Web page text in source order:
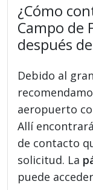
¿Cómo
Campo de
después
Debido al
aeropuerto
Allí
de contacto
solicitud. La
puede